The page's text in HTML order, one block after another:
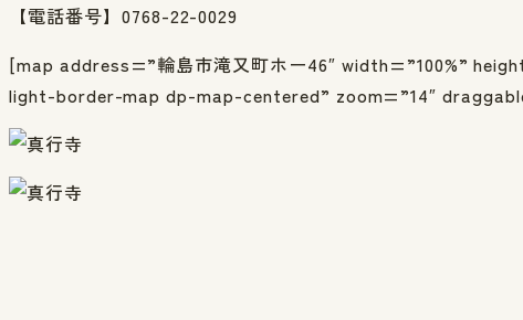
【電話番号】0768-22-0029
[map address=”輪島市滝又町ホー46″ width=”100%”
light-border-map dp-map-centered” zoom=”14″